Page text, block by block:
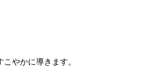
やかに導きます。